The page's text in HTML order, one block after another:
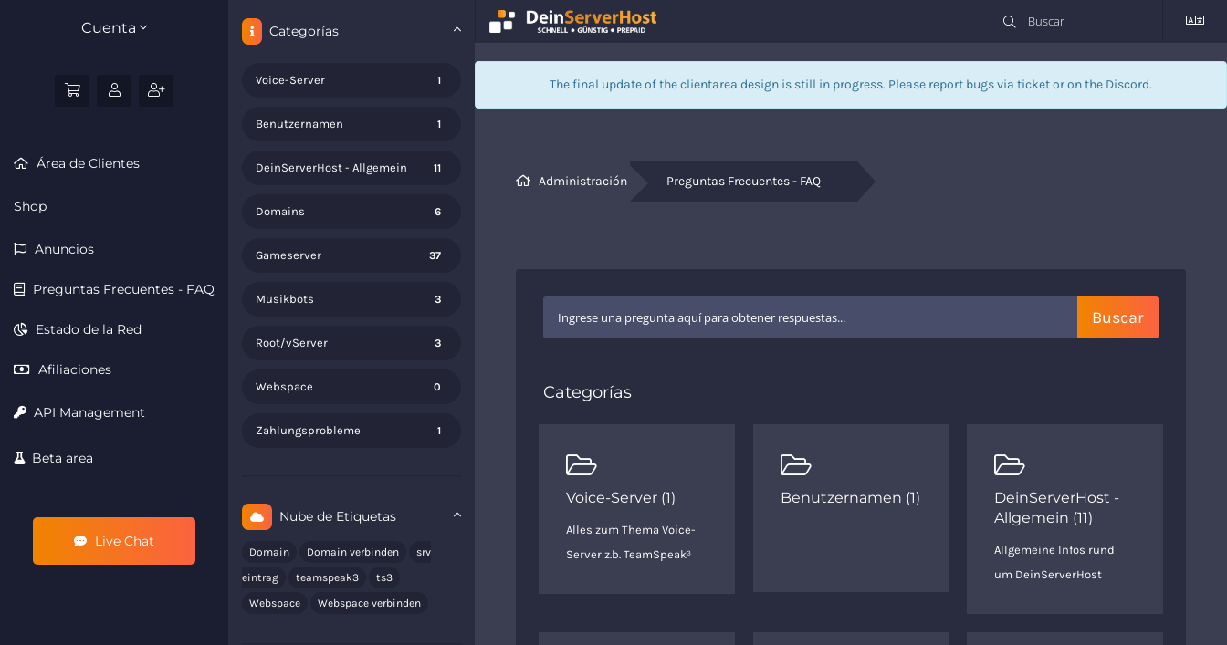
Cuenta
Área de Clientes
Shop
Anuncios
Preguntas Frecuentes - FAQ
Estado de la Red
Afiliaciones
API Management
Beta area
Live Chat
Categorías
1
Voice-Server
1
Benutzernamen
11
DeinServerHost - Allgemein
6
Domains
37
Gameserver
3
Musikbots
3
Root/vServer
0
Webspace
1
Zahlungsprobleme
Nube de Etiquetas
Domain Domain verbinden
srv
eintrag
teamspeak3
ts3
Webspace
Webspace verbinden
The final update of the clientarea design is still in progress. Please report bugs via ticketor on the Discord.
Administración Preguntas Frecuentes - FAQ
Categorías
Voice-Server (1)
Alles zum Thema Voice-
Server z.b. TeamSpeak³
Benutzernamen (1)
DeinServerHost -
Allgemein (11)
Allgemeine Infos rund
um DeinServerHost